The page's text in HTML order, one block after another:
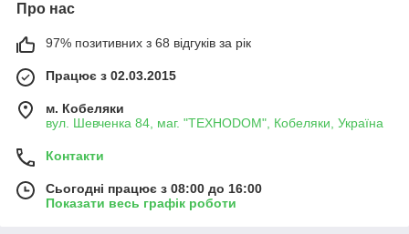
Про нас
97% позитивних з 68 відгуків за рік
Працює з 02.03.2015
м. Кобеляки
вул. Шевченка 84, маг. "ТЕХНОDOM", Кобеляки, Україна
Контакти
Сьогодні працює з 08:00 до 16:00
Показати весь графік роботи